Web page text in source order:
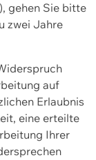
gehen Sie bitte
zwei Jahre
auf
Erlaubnis
eine erteilte
Ihrer